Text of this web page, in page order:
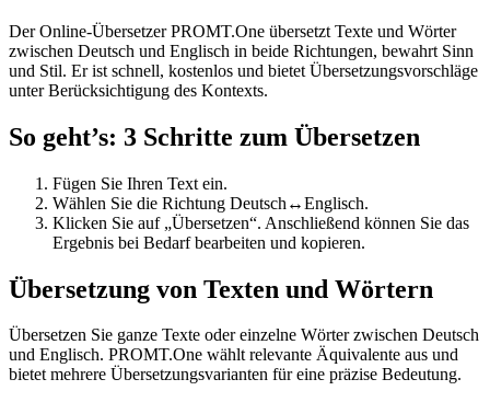
Der Online-Übersetzer PROMT.One übersetzt Texte und Wörter
zwischen Deutsch und Englisch in beide Richtungen, bewahrt Sinn
und Stil. Er ist schnell, kostenlos und bietet Übersetzungsvorschläge
unter Berücksichtigung des Kontexts.
So geht’s: 3 Schritte zum Übersetzen
Fügen Sie Ihren Text ein.
Wählen Sie die Richtung Deutsch↔Englisch.
Klicken Sie auf „Übersetzen“. Anschließend können Sie das
Ergebnis bei Bedarf bearbeiten und kopieren.
Übersetzung von Texten und Wörtern
Übersetzen Sie ganze Texte oder einzelne Wörter zwischen Deutsch
und Englisch. PROMT.One wählt relevante Äquivalente aus und
bietet mehrere Übersetzungsvarianten für eine präzise Bedeutung.